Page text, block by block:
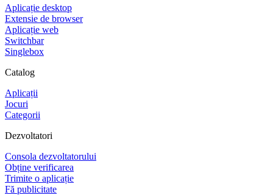
Aplicație desktop
Extensie de browser
Aplicație web
Switchbar
Singlebox
Catalog
Aplicații
Jocuri
Categorii
Dezvoltatori
Consola dezvoltatorului
Obține verificarea
Trimite o aplicație
Fă publicitate